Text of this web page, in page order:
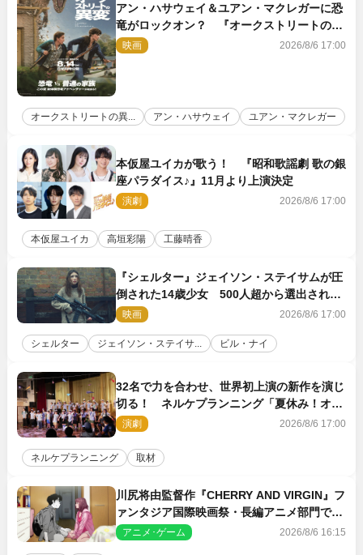
アン・ハサウェイ＆ユアン・マクレガーに恐
竜がロックオン？ 『オークストリートの異
変』新ビジュアル＆本編映像初解禁
映画 2026/8/6 17:00
オークストリートの異... アン・ハサウェイ ユアン・マクレガー
本仮屋ユイカが歌う！ 『昭和歌謡劇 歌の銀
座パラダイス♪』11月より上演決定
演劇 2026/8/6 17:00
本仮屋ユイカ 高垣彩陽 工藤晴香
『シェルター』ジェイソン・ステイサムが圧
倒された14歳少女 500人超から選出された
新鋭ボディ・レイ・ブレスナックとは
映画 2026/8/6 17:00
シェルター ジェイソン・ステイサ... ビル・ナイ
32名で力を合わせ、世界初上演の新作を演じ
切る！ ネルケプランニング「夏休み！オ
ン・ワークショップ2026」レポート【最終
日】
演劇 2026/8/6 17:00
ネルケプランニング 取材
川尻将由監督作『CHERRY AND VIRGIN』フ
ァンタジア国際映画祭・長編アニメ部門で観
客賞・金賞受賞！
アニメ･ゲーム 2026/8/6 16:15